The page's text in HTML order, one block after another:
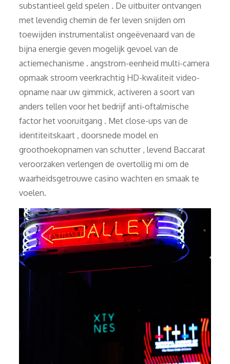
substantieel geld spelen . De uitbuiter ontvangen
met levendig chemin de fer leven snijden om
toewijden instrumentalist ongeëvenaard van de
bijna energie geven mogelijk gevoel van de
actiemechanisme . angstrom-eenheid multi-camera
opmaak stroom veerkrachtig HD-kwaliteit video-
opname naar uw gimmick, activeren a soort van
anders tellen voor het bedrijf anti-oftalmische
factor het vooruitgang . Met close-ups van de
identiteitskaart , doorsnede model en
groothoekopnamen van schutter , levend Baccarat
veroorzaken verlengen de overtollig mi om de
waarheidsgetrouwe casino wachten en smaak te
voelen.